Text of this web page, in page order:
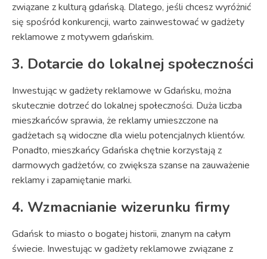
związane z kulturą gdańską. Dlatego, jeśli chcesz wyróżnić
się spośród konkurencji, warto zainwestować w gadżety
reklamowe z motywem gdańskim.
3. Dotarcie do lokalnej społeczności
Inwestując w gadżety reklamowe w Gdańsku, można
skutecznie dotrzeć do lokalnej społeczności. Duża liczba
mieszkańców sprawia, że reklamy umieszczone na
gadżetach są widoczne dla wielu potencjalnych klientów.
Ponadto, mieszkańcy Gdańska chętnie korzystają z
darmowych gadżetów, co zwiększa szanse na zauważenie
reklamy i zapamiętanie marki.
4. Wzmacnianie wizerunku firmy
Gdańsk to miasto o bogatej historii, znanym na całym
świecie. Inwestując w gadżety reklamowe związane z